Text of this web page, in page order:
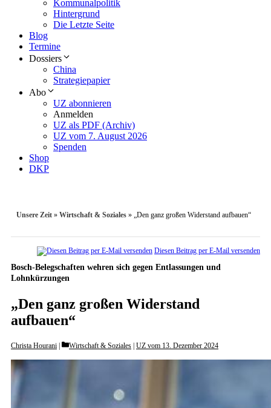
Kommunalpolitik
Hintergrund
Die Letzte Seite
Blog
Termine
Dossiers
China
Strategiepapier
Abo
UZ abonnieren
Anmelden
UZ als PDF (Archiv)
UZ vom 7. August 2026
Spenden
Shop
DKP
Unsere Zeit » Wirtschaft & Soziales » „Den ganz großen Widerstand aufbauen“
Diesen Beitrag per E-Mail versenden
Bosch-Belegschaften wehren sich gegen Entlassungen und
Lohnkürzungen
„Den ganz großen Widerstand
aufbauen“
Christa Hourani Categories
Wirtschaft & Soziales UZ vom 13. Dezember 2024